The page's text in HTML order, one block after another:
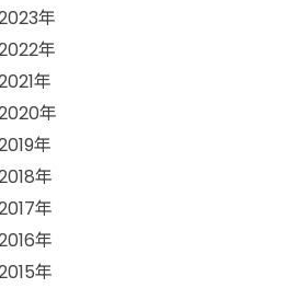
年
年
年
年
年
年
年
年
年